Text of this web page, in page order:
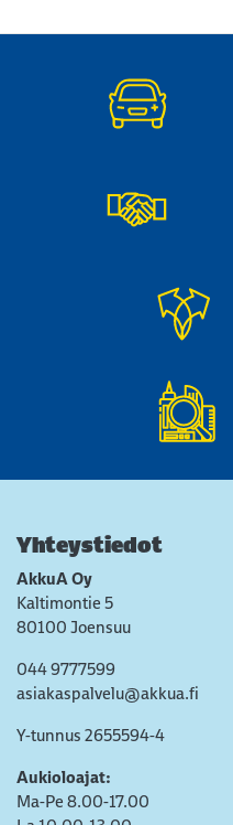
Yhteystiedot
AkkuA Oy
Kaltimontie 5
80100 Joensuu
044 9777599
asiakaspalvelu@akkua.fi
Y-tunnus 2655594-4
Aukioloajat:
Ma-Pe 8.00-17.00